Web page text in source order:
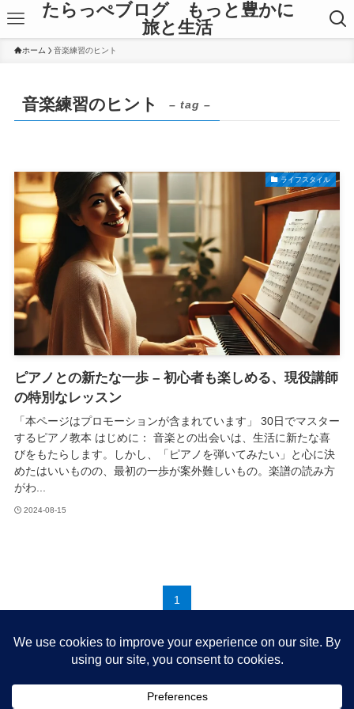
たらっぺブログ もっと豊かに
旅と生活
ホーム 音楽練習のヒント
音楽練習のヒント – tag –
ライフスタイル
ピアノとの新たな一歩 – 初心者も楽しめる、現役講師
の特別なレッスン
「本ページはプロモーションが含まれています」 30日でマスター
するピアノ教本 はじめに： 音楽との出会いは、生活に新たな喜
びをもたらします。しかし、「ピアノを弾いてみたい」と心に決
めたはいいものの、最初の一歩が案外難しいもの。楽譜の読み方
がわ...
2024-08-15
1